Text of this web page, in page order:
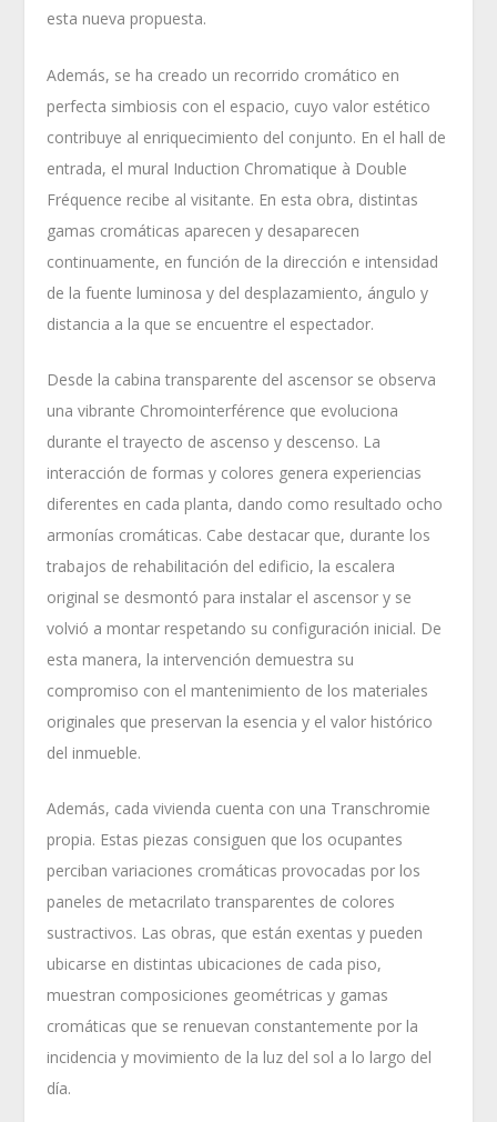
esta nueva propuesta.
Además, se ha creado un recorrido cromático en
perfecta simbiosis con el espacio, cuyo valor estético
contribuye al enriquecimiento del conjunto. En el hall de
entrada, el mural Induction Chromatique à Double
Fréquence recibe al visitante. En esta obra, distintas
gamas cromáticas aparecen y desaparecen
continuamente, en función de la dirección e intensidad
de la fuente luminosa y del desplazamiento, ángulo y
distancia a la que se encuentre el espectador.
Desde la cabina transparente del ascensor se observa
una vibrante Chromointerférence que evoluciona
durante el trayecto de ascenso y descenso. La
interacción de formas y colores genera experiencias
diferentes en cada planta, dando como resultado ocho
armonías cromáticas. Cabe destacar que, durante los
trabajos de rehabilitación del edificio, la escalera
original se desmontó para instalar el ascensor y se
volvió a montar respetando su configuración inicial. De
esta manera, la intervención demuestra su
compromiso con el mantenimiento de los materiales
originales que preservan la esencia y el valor histórico
del inmueble.
Además, cada vivienda cuenta con una Transchromie
propia. Estas piezas consiguen que los ocupantes
perciban variaciones cromáticas provocadas por los
paneles de metacrilato transparentes de colores
sustractivos. Las obras, que están exentas y pueden
ubicarse en distintas ubicaciones de cada piso,
muestran composiciones geométricas y gamas
cromáticas que se renuevan constantemente por la
incidencia y movimiento de la luz del sol a lo largo del
día.